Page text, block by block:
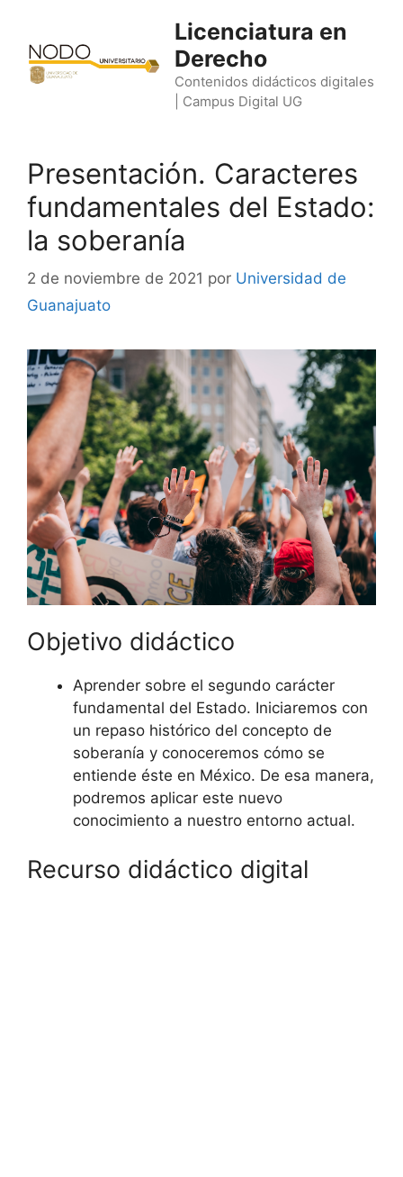
contenido
Licenciatura en
Derecho
Contenidos didácticos digitales
| Campus Digital UG
Presentación. Caracteres
fundamentales del Estado:
la soberanía
2 de noviembre de 2021 por Universidad de
Guanajuato
Objetivo didáctico
Aprender sobre el segundo carácter
fundamental del Estado. Iniciaremos con
un repaso histórico del concepto de
soberanía y conoceremos cómo se
entiende éste en México. De esa manera,
podremos aplicar este nuevo
conocimiento a nuestro entorno actual.
Recurso didáctico digital